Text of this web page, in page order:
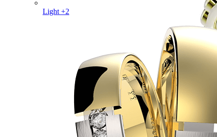
Light +2